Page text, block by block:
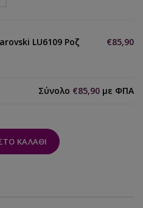
LU6109 Ροζ
€85,90
Σύνολο €85,90 με ΦΠΑ
ΚΑΛΆΘΙ